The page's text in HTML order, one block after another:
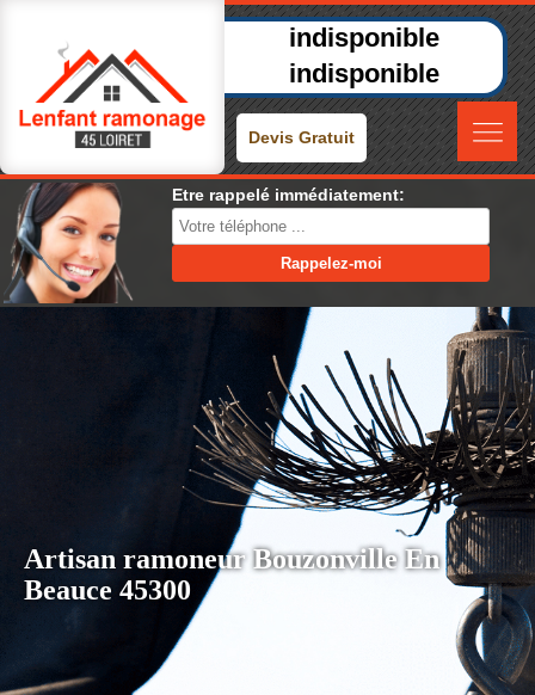
indisponible
indisponible
Devis Gratuit
Etre rappelé immédiatement:
Artisan ramoneur Bouzonville En
Beauce 45300